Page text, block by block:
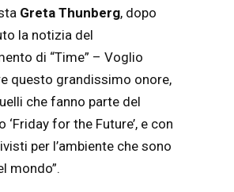
Greta Thunberg, dopo
la notizia del
di “Time” – Voglio
questo grandissimo onore,
che fanno parte del
‘Friday for the Future’, e con
per l’ambiente che sono
mondo”.